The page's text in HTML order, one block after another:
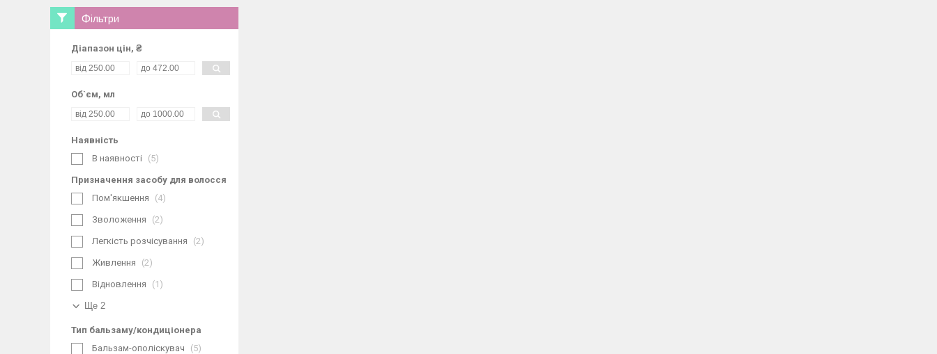
Фільтри
Діапазон цін, ₴
Об`єм, мл
Наявність
В наявності
5
Призначення засобу для волосся
Пом'якшення
4
Зволоження 2
Легкість розчісування 2
Живлення 2
Відновлення 1
Ще 2
Тип бальзаму/кондиціонера
Бальзам-ополіскувач
5